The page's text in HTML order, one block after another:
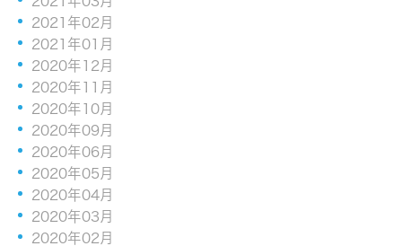
2021年02月
2021年01月
2020年12月
2020年11月
2020年10月
2020年09月
2020年06月
2020年05月
2020年04月
2020年03月
2020年02月